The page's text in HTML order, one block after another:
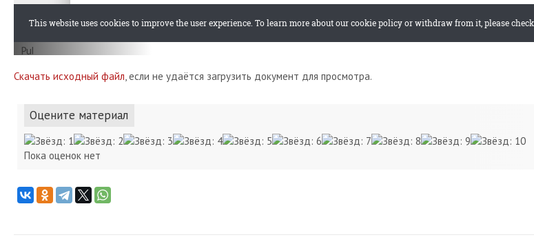
Скачать исходный файл, если не удаётся загрузить документ для просмотра.
Оцените материал
Пока оценок нет